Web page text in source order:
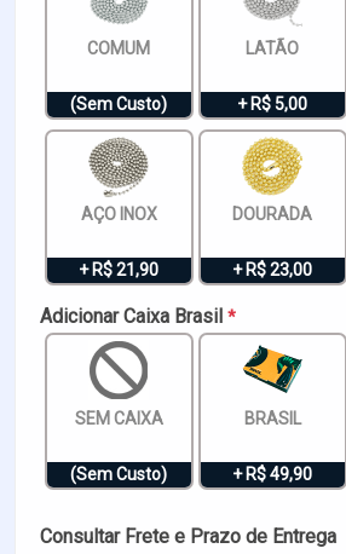
COMUM
(Sem Custo)
LATÃO
+ R$ 5,00
AÇO INOX
+ R$ 21,90
DOURADA
+ R$ 23,00
Adicionar Caixa Brasil *
SEM CAIXA
(Sem Custo)
BRASIL
+ R$ 49,90
Consultar Frete e Prazo de Entrega